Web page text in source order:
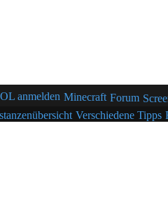
anmelden Minecraft Forum
Verschiedene Tipps